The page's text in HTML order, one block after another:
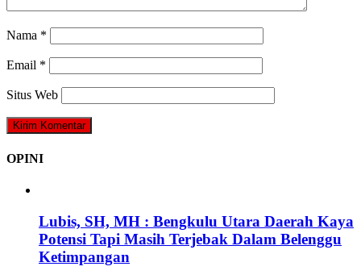
Nama *
Email *
Situs Web
OPINI
Lubis, SH, MH : Bengkulu Utara Daerah Kaya
Potensi Tapi Masih Terjebak Dalam Belenggu
Ketimpangan